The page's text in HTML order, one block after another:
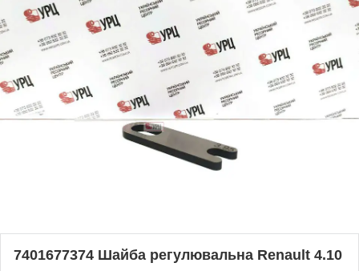
7401677374 Шайба регулювальна Renault 4.10